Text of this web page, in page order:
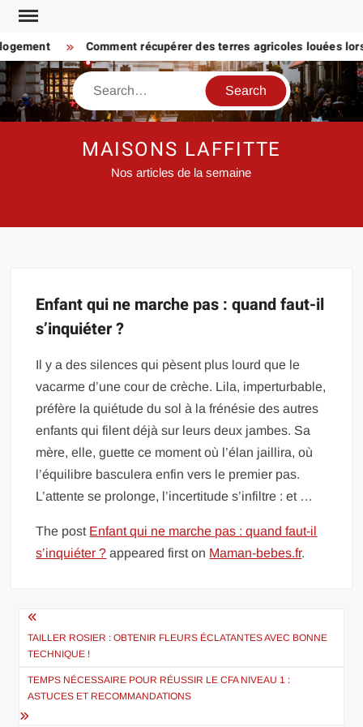
Skip
content
Comment récupérer des terres agricoles louées
Search
MAISONS LAFFITTE
Nos articles de la semaine
Enfant qui ne marche pas : quand faut-il
s’inquiéter ?
Il y a des silences qui pèsent plus lourd que le
vacarme d’une cour de crèche. Lila, imperturbable,
préfère la quiétude du sol à la frénésie des autres
enfants qui filent déjà sur leurs deux jambes. Sa
mère, elle, guette ce moment où l’élan jaillira, où
l’équilibre basculera enfin vers le premier pas.
L’attente se prolonge, l’incertitude s’infiltre : et …
The post Enfant qui ne marche pas : quand faut-il
s’inquiéter ? appeared first on Maman-bebes.fr.
Navigation
de
l’article
TAILLER ROSIER : OBTENIR FLEURS ÉCLATANTES AVEC BONNE
TECHNIQUE !
TEMPS NÉCESSAIRE POUR RÉUSSIR LE CFA NIVEAU 1 :
ASTUCES ET RECOMMANDATIONS